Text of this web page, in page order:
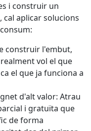
i construir un
aplicar solucions
construir l'embut,
vol el que
el que ja funciona a
d'alt valor: Atrau
i gratuïta que
de forma